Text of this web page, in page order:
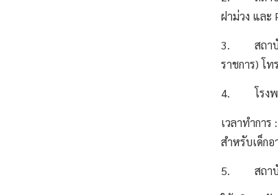
ฝาม่วง แล
3. สถาบันป
ราชการ) โ
4. โรงพย
เวลาทำกา
สำหรับเด็ก
5. สถาบันสุ